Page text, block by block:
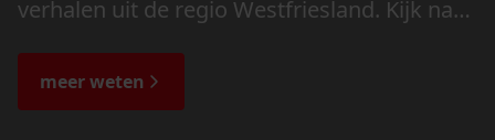
verhalen uit de regio Westfriesland. Kijk naar
de bijzondere verhalen.
meer weten